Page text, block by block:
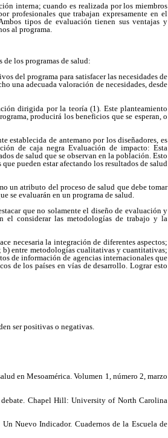
interna; cuando es realizada por los miembros
profesionales que trabajan expresamente en el
tipos de evaluación tienen sus ventajas y
al programa.
los programas de salud:
del programa para satisfacer las necesidades de
una adecuada valoración de necesidades, desde
dirigida por la teoría (1). Este planteamiento
producirá los beneficios que se esperan, o
establecida de antemano por los diseñadores, es
de caja negra Evaluación de impacto: Esta
de salud que se observan en la población. Esto
pueden estar afectando los resultados de salud
un atributo del proceso de salud que debe tomar
se evaluarán en un programa de salud.
que no solamente el diseño de evaluación y
el considerar las metodologías de trabajo y la
necesaria la integración de diferentes aspectos;
b) entre metodologías cualitativas y cuantitativas;
de información de agencias internacionales que
de los países en vías de desarrollo. Lograr esto
ser positivas o negativas.
en Mesoamérica. Volumen 1, número 2, marzo
Chapel Hill: University of North Carolina
Nuevo Indicador. Cuadernos de la Escuela de